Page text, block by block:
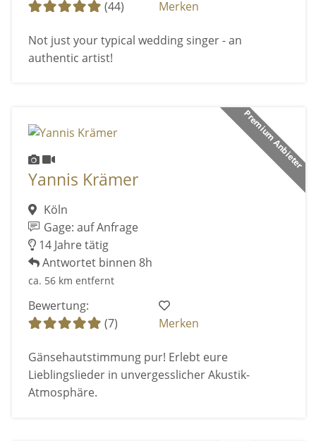
(44)
Merken
Not just your typical wedding singer - an
authentic artist!
Premium Anbieter
Yannis Krämer
Köln
Gage: auf Anfrage
14 Jahre tätig
Antwortet binnen 8h
ca. 56 km entfernt
Bewertung:
(7)
Merken
Gänsehautstimmung pur! Erlebt eure
Lieblingslieder in unvergesslicher Akustik-
Atmosphäre.